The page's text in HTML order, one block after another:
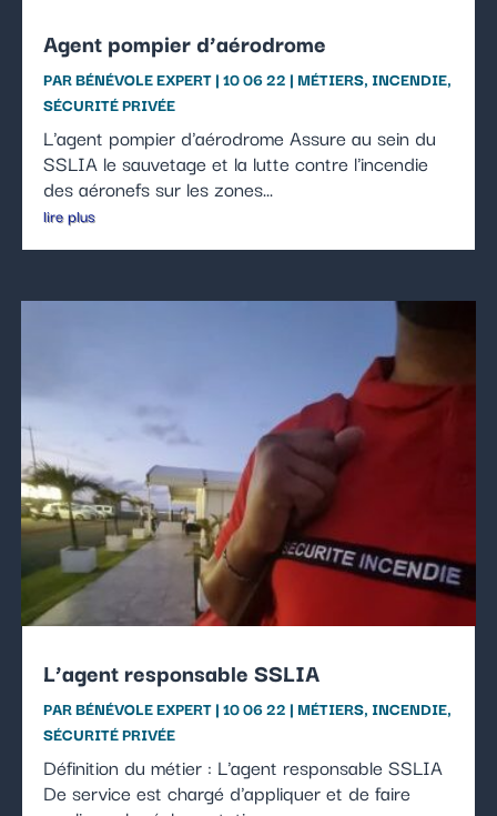
Agent pompier d’aérodrome
PARBÉNÉVOLE EXPERT|10 06 22 | MÉTIERS, INCENDIE,
SÉCURITÉ PRIVÉE
L'agent pompier d'aérodrome Assure au sein du
SSLIA le sauvetage et la lutte contre l'incendie
des aéronefs sur les zones...
lire plus
L’agent responsable SSLIA
PARBÉNÉVOLE EXPERT|10 06 22 | MÉTIERS, INCENDIE,
SÉCURITÉ PRIVÉE
Définition du métier : L'agent responsable SSLIA
De service est chargé d'appliquer et de faire